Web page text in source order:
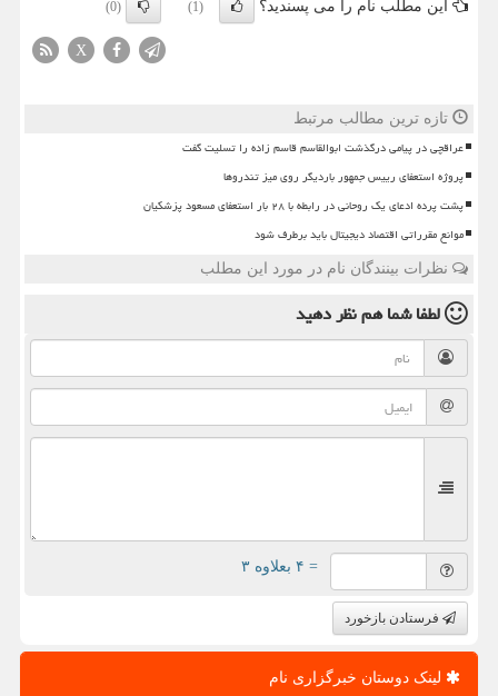
این مطلب نام را می پسندید؟ (1)
(0)
X
تازه ترین مطالب مرتبط
عراقچی در پیامی درگذشت ابوالقاسم قاسم زاده را تسلیت گفت
پروژه استعفای رییس جمهور باردیگر روی میز تندروها
پشت پرده ادعای یک روحانی در رابطه با ۲۸ بار استعفای مسعود پزشکیان
موانع مقرراتی اقتصاد دیجیتال باید برطرف شود
نظرات بینندگان نام در مورد این مطلب
لطفا شما همنظر دهید
= ۴ بعلاوه ۳
فرستادن بازخورد
لینک دوستان خبرگزاری نام